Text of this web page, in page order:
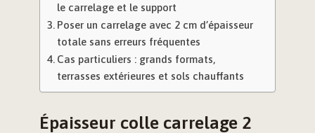
le carrelage et le support
Poser un carrelage avec 2 cm d’épaisseur
totale sans erreurs fréquentes
Cas particuliers : grands formats,
terrasses extérieures et sols chauffants
Épaisseur colle carrelage 2